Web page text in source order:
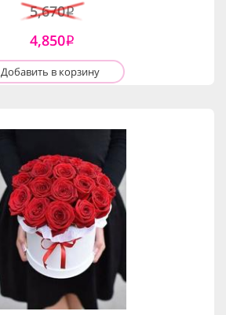
5,670i
4,850i
Добавить в корзину